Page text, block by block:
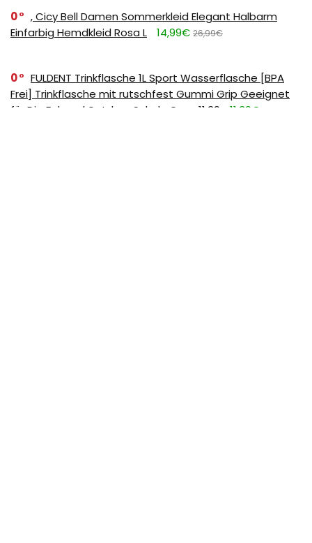
0
, Cicy Bell Damen Sommerkleid Elegant Halbarm
Einfarbig Hemdkleid Rosa L
14,99€ 26,99€
0
FULDENT Trinkflasche 1L Sport Wasserflasche [BPA
Frei] Trinkflasche mit rutschfest Gummi Grip Geeignet
für Die Fahrrad,Outdoor,Schule,Gym, 11.39
11,39€